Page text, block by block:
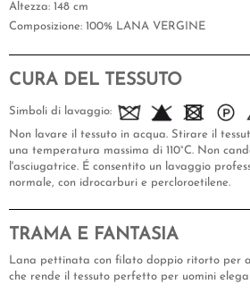
Altezza: 148 cm
Composizione: 100% LANA VERGINE
CURA DEL TESSUTO
Simboli di lavaggio:
Non lavare il tessuto in acqua. Stirare il
una temperatura massima di 110°C. Non
l'asciugatrice. É consentito un lavaggio
normale, con idrocarburi e percloroetilene.
TRAMA E FANTASIA
Lana pettinata con filato doppio ritorto per
che rende il tessuto perfetto per uomini